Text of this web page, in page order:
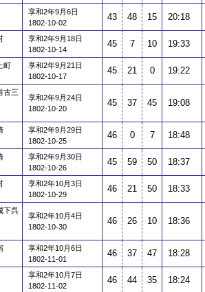
享和2年9月6日
1802-10-02
43 48 15 20:18
享和2年9月18日
1802-10-14
45 7 10 19:33
町
享和2年9月21日
1802-10-17
45 21 0 19:22
古三
享和2年9月24日
1802-10-20
45 37 45 19:08
享和2年9月29日
1802-10-25
46 0 7 18:48
享和2年9月30日
1802-10-26
45 59 50 18:37
享和2年10月3日
1802-10-29
46 21 50 18:33
下呉
享和2年10月4日
1802-10-30
46 26 10 18:36
享和2年10月6日
1802-11-01
46 37 47 18:28
享和2年10月7日
1802-11-02
46 44 35 18:24